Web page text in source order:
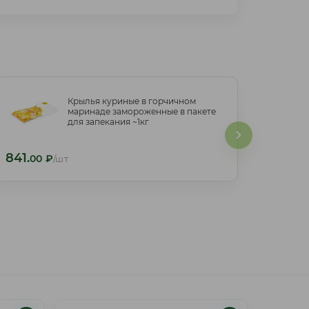
Крылья куриные в горчичном
маринаде замороженные в пакете
для запекания ~1кг
841.00 ₽/шт
Крылья куриные в горчичном
маринаде замороженные в пакете
для запекания ~1кг
841.00 ₽/шт